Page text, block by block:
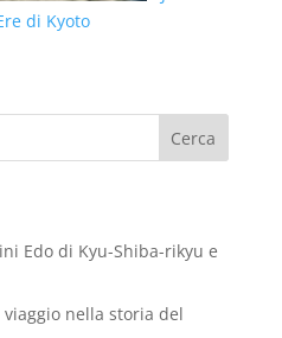
di Kyoto
Edo di Kyu-Shiba-rikyu e
nella storia del